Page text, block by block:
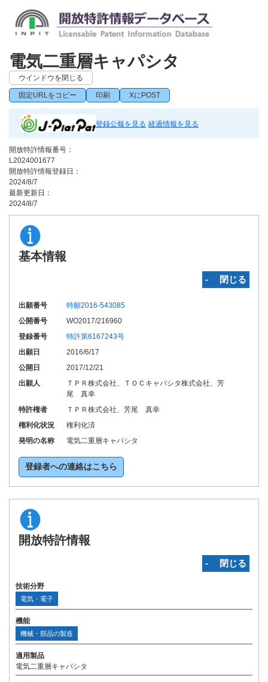
電気二重層キャパシタ
ウインドウを閉じる
固定URLをコピー 印刷 XにPOST
登録公報を見る 経過情報を見る
開放特許情報番号：
L2024001677
開放特許情報登録日：
2024/8/7
最新更新日：
2024/8/7
基本情報
‐ 閉じる
出願番号
特願2016-543085
公開番号
WO2017/216960
登録番号
特許第6167243号
出願日
2016/6/17
公開日
2017/12/21
出願人
ＴＰＲ株式会社、ＴＯＣキャパシタ株式会社、芳
尾 真幸
特許権者
ＴＰＲ株式会社、芳尾 真幸
権利化状況
権利化済
発明の名称
電気二重層キャパシタ
登録者への連絡はこちら
開放特許情報
‐ 閉じる
技術分野
電気・電子
機能
機械・部品の製造
適用製品
電気二重層キャパシタ